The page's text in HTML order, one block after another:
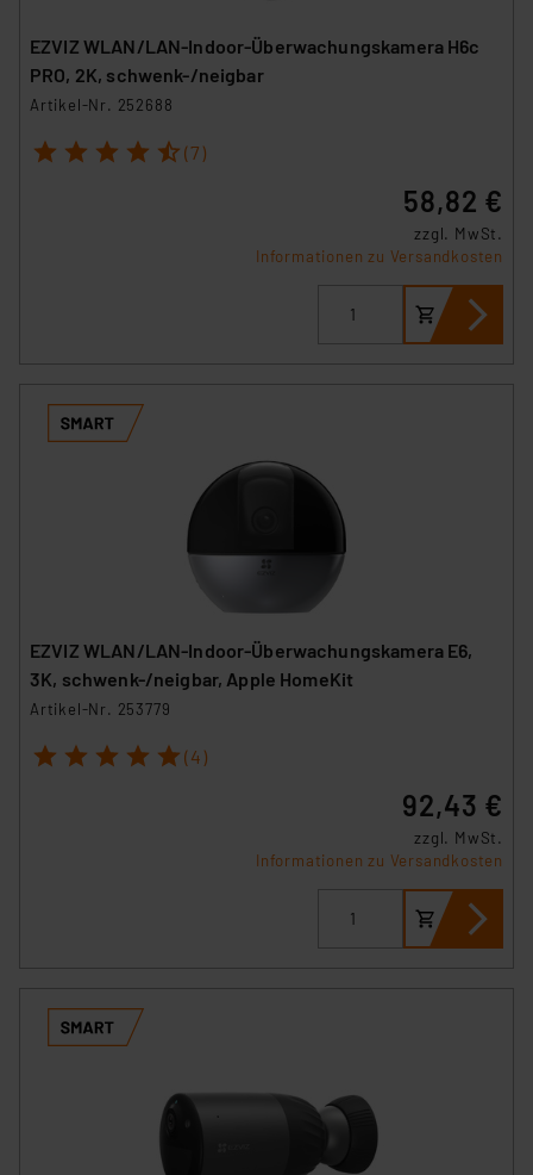
EZVIZ WLAN/LAN-Indoor-Überwachungskamera H6c
PRO, 2K, schwenk-/neigbar
Artikel-Nr. 252688
1 2 3 4 5 (7)
58,82 €
zzgl. MwSt.
Informationen zu Versandkosten
EZVIZ WLAN/LAN-Indoor-Überwachungskamera E6,
3K, schwenk-/neigbar, Apple HomeKit
Artikel-Nr. 253779
1 2 3 4 5 (4)
92,43 €
zzgl. MwSt.
Informationen zu Versandkosten